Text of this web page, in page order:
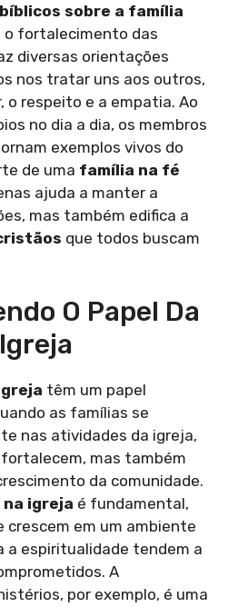
sobre a família
o fortalecimento das
diversas orientações
nos tratar uns aos outros,
o respeito e a empatia. Ao
no dia a dia, os membros
exemplos vivos do
de uma família na fé
ajuda a manter a
mas também edifica a
que todos buscam
O Papel Da
têm um papel
as famílias se
nas atividades da igreja,
mas também
da comunidade.
igreja é fundamental,
crescem em um ambiente
a espiritualidade tendem a
A
por exemplo, é uma